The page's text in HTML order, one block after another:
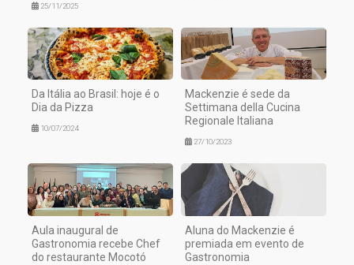
25/11/2025
Da Itália ao Brasil: hoje é o
Dia da Pizza
10/07/2024
Mackenzie é sede da
Settimana della Cucina
Regionale Italiana
27/10/2023
Aula inaugural de
Gastronomia recebe Chef
do restaurante Mocotó
Aluna do Mackenzie é
premiada em evento de
Gastronomia